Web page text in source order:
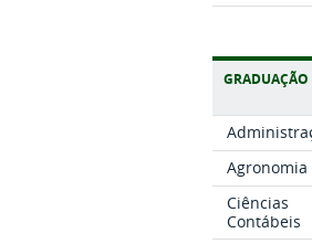
GRADUAÇÃO
Agronomia
Ciências
Contábeis